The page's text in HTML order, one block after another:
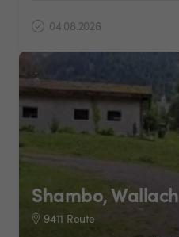
04.08.2026
Shambo, Wallach
9411 Reute